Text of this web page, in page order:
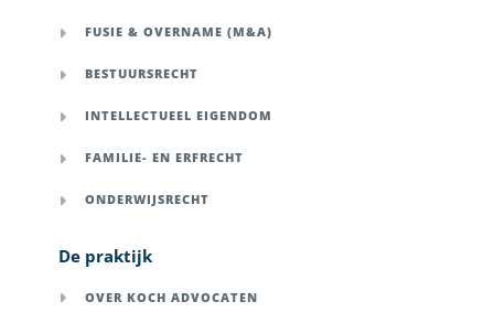
FUSIE & OVERNAME (M&A)
BESTUURSRECHT
INTELLECTUEEL EIGENDOM
FAMILIE- EN ERFRECHT
ONDERWIJSRECHT
De praktijk
OVER KOCH ADVOCATEN